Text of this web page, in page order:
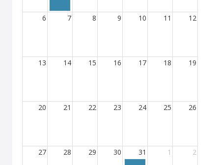
6 7 8 9 10 11 12
13 14 15 16 17 18 19
20 21 22 23 24 25 26
27 28 29 30 31 1 2